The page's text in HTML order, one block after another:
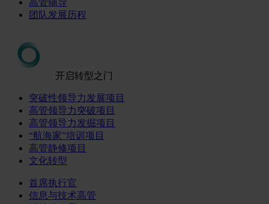
高管辅导
团队发展历程
开启转型之门
突破性领导力发展项目
高管领导力突破项目
高管领导力发掘项目
“航海家”培训项目
高管静修项目
文化转型
首席执行官
信息与技术高管